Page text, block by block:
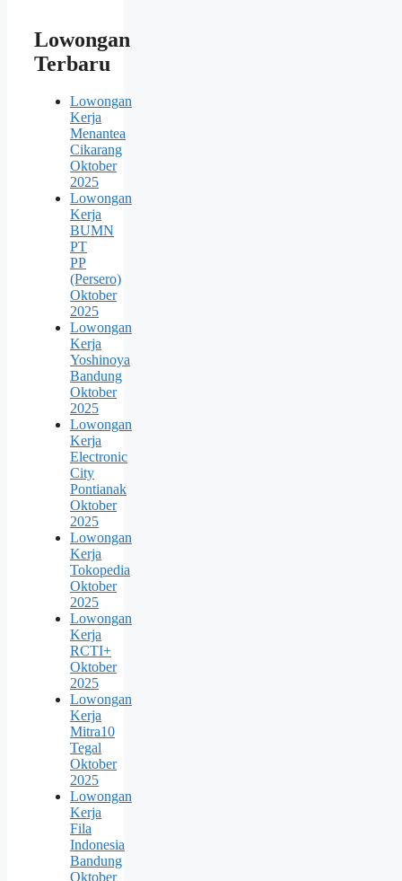
Lowongan
Terbaru
Lowongan
Kerja
Menantea
Cikarang
Oktober
2025
Lowongan
Kerja
BUMN
PT
PP
(Persero)
Oktober
2025
Lowongan
Kerja
Yoshinoya
Bandung
Oktober
2025
Lowongan
Kerja
Electronic
City
Pontianak
Oktober
2025
Lowongan
Kerja
Tokopedia
Oktober
2025
Lowongan
Kerja
RCTI+
Oktober
2025
Lowongan
Kerja
Mitra10
Tegal
Oktober
2025
Lowongan
Kerja
Fila
Indonesia
Bandung
Oktober